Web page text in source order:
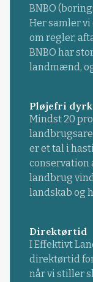
BNBO
Her samler
om regler,
BNBO har
landmænd,
Pløjefri
Mindst 20
er et tal i
conservation
landbrug
landskab og
Direktørtid
I Effektivt
direktørtid
når vi stiller